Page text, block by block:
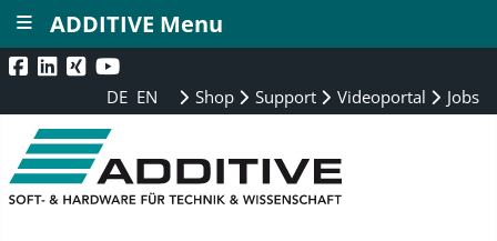
DE EN Shop Support Videoportal Jobs
ADDITIVE Menu
≡